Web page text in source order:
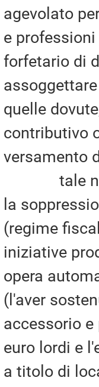
agevolato
e
forfetario di
quelle
contributivo
versamento
tale
la
(regime
iniziative
opera
(l'aver
accessorio
euro lordi e
a titolo di